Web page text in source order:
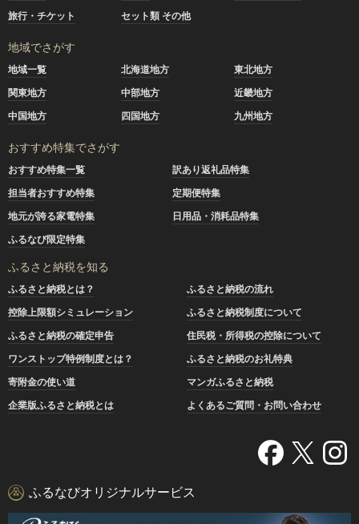
旅行・チケット
セット類 その他
地域でさがす
地域一覧 北海道地方
東北地方
関東地方
中部地方
近畿地方
中国地方
四国地方 九州地方
おすすめ特集でさがす
おすすめ特集一覧
訳あり返礼品特集
担当者おすすめ特集
定期便特集
地元が誇る家電特集
日用品・消耗品特集
ふるなび限定特集
ふるさと納税を知る
ふるさと納税とは？
ふるさと納税の流れ
控除上限額シミュレーション
ふるさと納税制度について
ふるさと納税の確定申告
住民税・所得税の控除について
ワンストップ特例制度とは？
ふるさと納税のお礼特典
寄附金の使い道
マンガふるさと納税
企業版ふるさと納税とは
よくあるご質問・お問い合わせ
ふるなびオリジナルサービス